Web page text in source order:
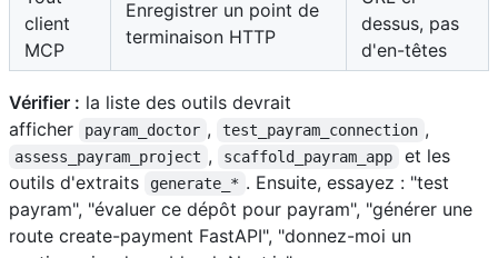
client
MCP
Enregistrer un point de
terminaison HTTP
dessus, pas
d'en-têtes
Vérifier : la liste des outils devrait
afficher
payram_doctor , test_payram_connection ,
assess_payram_project , scaffold_payram_app
et les
outils d'extraits
generate_* . Ensuite, essayez : "test
payram", "évaluer ce dépôt pour payram", "générer une
route create-payment FastAPI", "donnez-moi un